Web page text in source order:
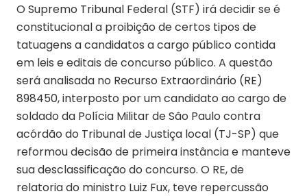
O Supremo Tribunal Federal (STF) irá decidir se é
constitucional a proibição de certos tipos de
tatuagens a candidatos a cargo público contida
em leis e editais de concurso público. A questão
será analisada no Recurso Extraordinário (RE)
898450, interposto por um candidato ao cargo de
soldado da Polícia Militar de São Paulo contra
acórdão do Tribunal de Justiça local (TJ-SP) que
reformou decisão de primeira instância e manteve
sua desclassificação do concurso. O RE, de
relatoria do ministro Luiz Fux, teve repercussão